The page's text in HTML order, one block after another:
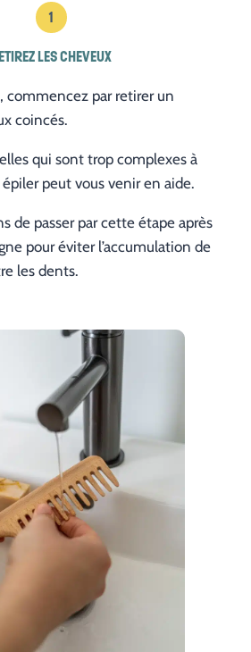
1
LES CHEVEUX
commencez par retirer un
coincés.
qui sont trop complexes à
peut vous venir en aide.
de passer par cette étape après
pour éviter l’accumulation de
les dents.